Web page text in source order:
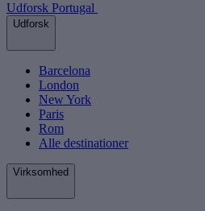
Udforsk Portugal
Udforsk
Barcelona
London
New York
Paris
Rom
Alle destinationer
Virksomhed